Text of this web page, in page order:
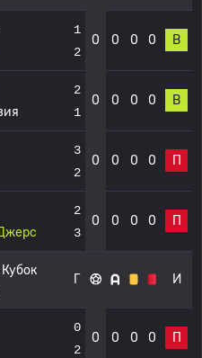
1
2
0 0 0 0 В
2
1
0 0 0 0 В
3
2
0 0 0 0 П
2
3
0 0 0 0 П
Кубок
Г И
0
2
0 0 0 0 П